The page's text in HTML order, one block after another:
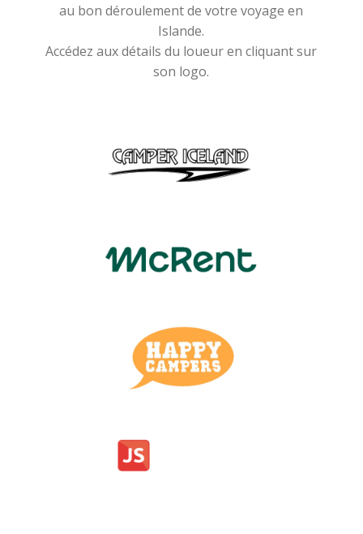
au bon déroulement de votre voyage en
Islande.
Accédez aux détails du loueur en cliquant sur
son logo.